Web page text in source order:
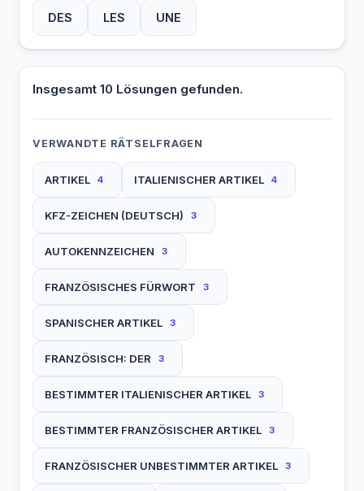
DES LES UNE
Insgesamt 10 Lösungen gefunden.
VERWANDTE RÄTSELFRAGEN
ARTIKEL 4 ITALIENISCHER ARTIKEL 4
KFZ-ZEICHEN (DEUTSCH) 3
AUTOKENNZEICHEN 3
FRANZÖSISCHES FÜRWORT 3
SPANISCHER ARTIKEL 3
FRANZÖSISCH: DER 3
BESTIMMTER ITALIENISCHER ARTIKEL 3
BESTIMMTER FRANZÖSISCHER ARTIKEL 3
FRANZÖSISCHER UNBESTIMMTER ARTIKEL 3